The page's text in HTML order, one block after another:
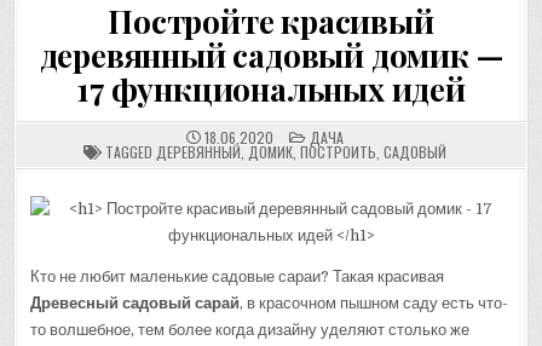
Постройте красивый
деревянный садовый домик —
17 функциональных идей
18.06.2020 POSTED
IN
ДАЧА
TAGGED ДЕРЕВЯННЫЙ ДОМИК ПОСТРОИТЬ САДОВЫЙ
Кто не любит маленькие садовые сараи? Такая красивая
Древесный садовый сарай, в красочном пышном саду есть что-
то волшебное, тем более когда дизайну уделяют столько же